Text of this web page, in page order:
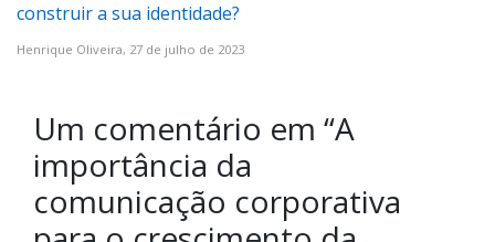
construir a sua identidade?
Henrique Oliveira, 27 de julho de 2023
Um comentário em “A
importância da
comunicação corporativa